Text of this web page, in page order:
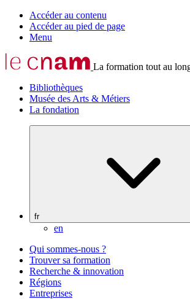
Accéder au contenu
Accéder au pied de page
Menu
La formation tout au
Bibliothèques
Musée des Arts & Métiers
La fondation
fr
en
Qui sommes-nous ?
Trouver sa formation
Recherche & innovation
Régions
Entreprises